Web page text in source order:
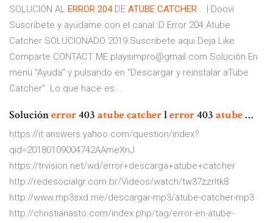
SOLUCIÓN AL ERROR 204DE ATUBE CATCHER... | Doovi
Suscribete y ayudame con el canal :D Error 204 Atube
Catcher SOLUCIONADO 2019 Suscribete aqui Deja Like
Comparte CONTACT ME playsimpro@gmail.com Solución En
menú "Ayuda" y pulsando en "Descargar y reinstalar aTube
Catcher". Lo que hace es...
Soluciónerror403 atubecatcherlerror403 atube…
https://it.answers.yahoo.com/question/index?
qid=20180109004742AAmeXnJ
https://trvision.net/wd/error+descarga+atube+catcher
http://redesocialgr.com.br/Videos/watch/tw37zzrItk8
http://www.mp3sxd.me/descargar-mp3/atube-catcher-mp3
http://christianasto.com/index.php/tag/error-en-atube-